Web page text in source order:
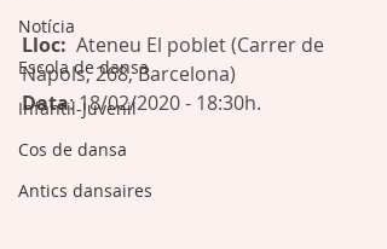
Notícia
Escola de dansa
Infantil-Juvenil
Cos de dansa
Antics dansaires
Lloc:
  Ateneu El poblet (Carrer de
Nàpols, 268, Barcelona)
Data: 18/02/2020 - 18:30h.